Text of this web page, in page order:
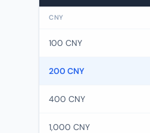
CNY
100 CNY
200 CNY
400 CNY
1,000 CNY